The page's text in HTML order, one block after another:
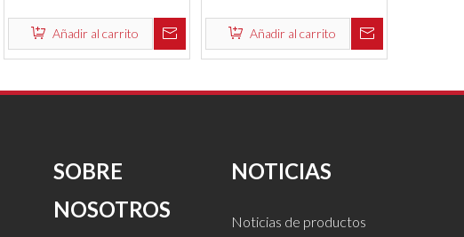
Añadir al carrito
seguridad Etiquetado
Añadir al carrito
SOBRE
NOSOTROS
NOTICIAS
Noticias de productos